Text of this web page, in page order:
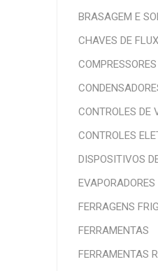
BRASAGEM E
CHAVES DE
COMPRESSORES
CONTROLES DE
CONTROLES
DISPOSITIVOS
EVAPORADORES
FERRAGENS
FERRAMENTAS
FERRAMENTAS